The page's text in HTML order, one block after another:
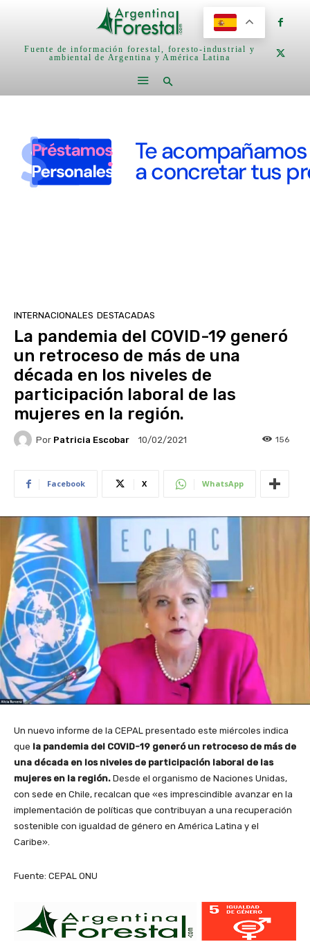
Fuente de información forestal, foresto-industrial y
ambiental de Argentina y América Latina
INTERNACIONALES DESTACADAS
La pandemia del COVID-19 generó
un retroceso de más de una
década en los niveles de
participación laboral de las
mujeres en la región.
Por Patricia Escobar 10/02/2021 156
Facebook X WhatsApp
Un nuevo informe de la CEPAL presentado este miércoles indica
que la pandemia del COVID-19 generó un retroceso de más de
una década en los niveles de participación laboral de las
mujeres en la región. Desde el organismo de Naciones Unidas,
con sede en Chile, recalcan que «es imprescindible avanzar en la
implementación de políticas que contribuyan a una recuperación
sostenible con igualdad de género en América Latina y el
Caribe».
Fuente: CEPAL ONU